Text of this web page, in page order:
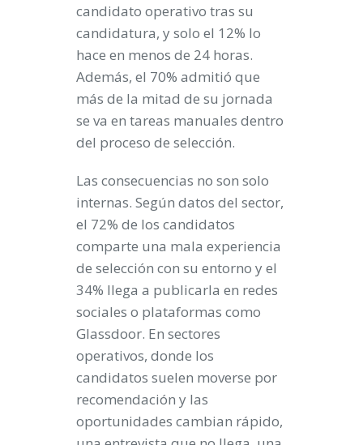
candidato operativo tras su
candidatura, y solo el 12% lo
hace en menos de 24 horas.
Además, el 70% admitió que
más de la mitad de su jornada
se va en tareas manuales dentro
del proceso de selección.
Las consecuencias no son solo
internas. Según datos del sector,
el 72% de los candidatos
comparte una mala experiencia
de selección con su entorno y el
34% llega a publicarla en redes
sociales o plataformas como
Glassdoor. En sectores
operativos, donde los
candidatos suelen moverse por
recomendación y las
oportunidades cambian rápido,